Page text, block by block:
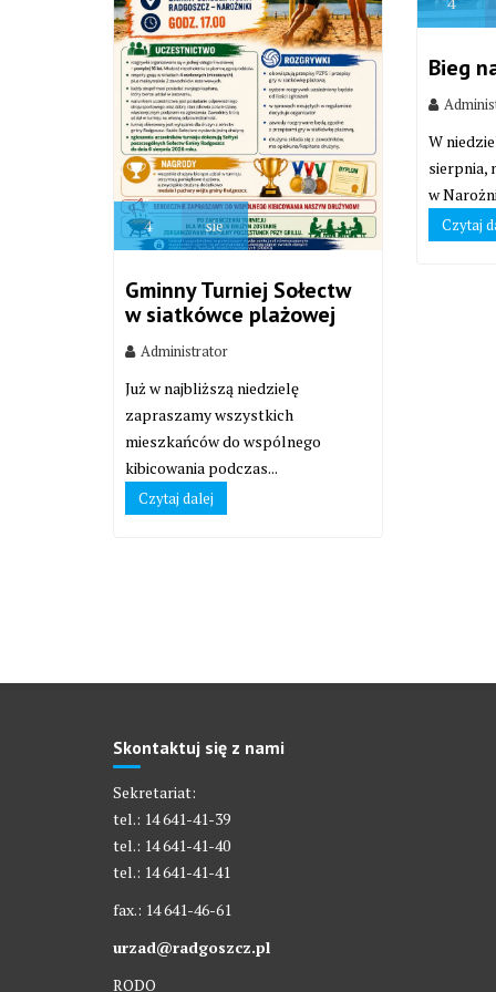
4 sie
Gminny Turniej Sołectw
w siatkówce plażowej
Administrator
Już w najbliższą niedzielę
zapraszamy wszystkich
mieszkańców do wspólnego
kibicowania podczas...
Czytaj dalej
Bieg
W
sierpnia,
w
Czytaj
Skontaktuj się z nami
Sekretariat:
tel.: 14 641-41-39
tel.: 14 641-41-40
tel.: 14 641-41-41
fax.: 14 641-46-61
urzad@radgoszcz.pl
RODO